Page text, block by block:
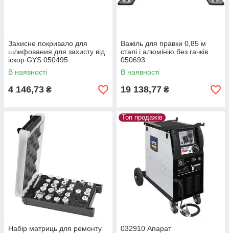
Захисне покривало для
шлифования для захисту від
іскор GYS 050495
В наявності
4 146,73 ₴
Важіль для правки 0,85 м
сталі і алюмінію без гачків
050693
В наявності
19 138,77 ₴
Набір матриць для ремонту
Топ продажів
032910 Апарат